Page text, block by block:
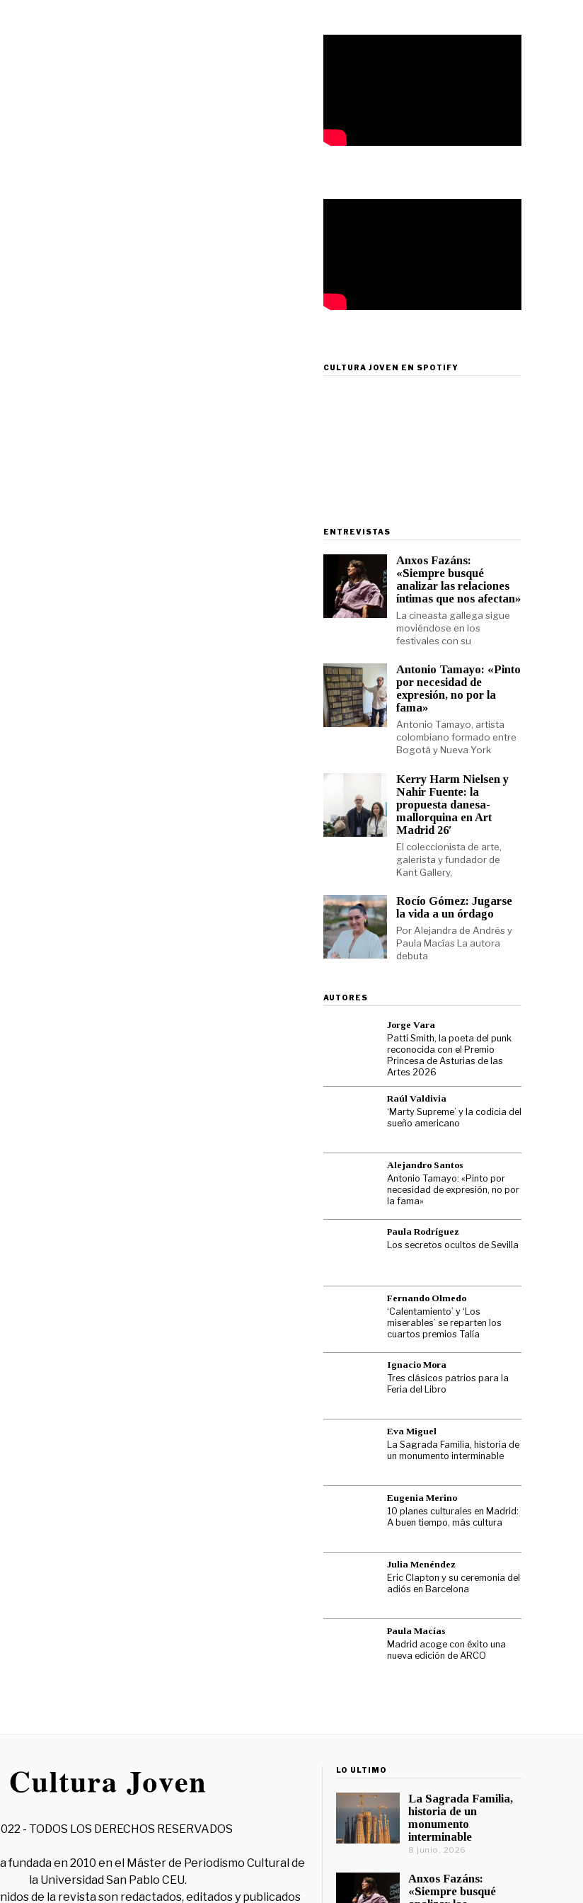
CULTURA JOVEN EN SPOTIFY
ENTREVISTAS
Anxos Fazáns:
«Siempre busqué
analizar las relaciones
íntimas que nos afectan»
La cineasta gallega sigue
moviéndose en los
festivales con su
Antonio Tamayo: «Pinto
por necesidad de
expresión, no por la
fama»
Antonio Tamayo, artista
colombiano formado entre
Bogotá y Nueva York
Kerry Harm Nielsen y
Nahir Fuente: la
propuesta danesa-
mallorquina en Art
Madrid 26′
El coleccionista de arte,
galerista y fundador de
Kant Gallery,
Rocío Gómez: Jugarse
la vida a un órdago
Por Alejandra de Andrés y
Paula Macías La autora
debuta
AUTORES
Jorge Vara
Patti Smith, la poeta del punk
reconocida con el Premio
Princesa de Asturias de las
Artes 2026
Raúl Valdivia
‘Marty Supreme’ y la codicia del
sueño americano
Alejandro Santos
Antonio Tamayo: «Pinto por
necesidad de expresión, no por
la fama»
Paula Rodríguez
Los secretos ocultos de Sevilla
Fernando Olmedo
‘Calentamiento’ y ‘Los
miserables’ se reparten los
cuartos premios Talía
Ignacio Mora
Tres clásicos patrios para la
Feria del Libro
Eva Miguel
La Sagrada Familia, historia de
un monumento interminable
Eugenia Merino
10 planes culturales en Madrid:
A buen tiempo, más cultura
Julia Menéndez
Eric Clapton y su ceremonia del
adiós en Barcelona
Paula Macías
Madrid acoge con éxito una
nueva edición de ARCO
- TODOS LOS DERECHOS RESERVADOS
fundada en 2010 en el Máster de Periodismo Cultural de
la Universidad San Pablo CEU.
de la revista son redactados, editados y publicados
LO ÚLTIMO
La Sagrada Familia,
historia de un
monumento
interminable
8 junio, 2026
Anxos Fazáns:
«Siempre busqué